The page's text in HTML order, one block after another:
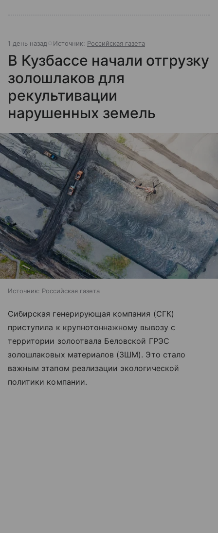
1 день назад Источник: Российская газета
В Кузбассе начали отгрузку
золошлаков для
рекультивации
нарушенных земель
Источник: Российская газета
Сибирская генерирующая компания (СГК)
приступила к крупнотоннажному вывозу с
территории золоотвала Беловской ГРЭС
золошлаковых материалов (ЗШМ). Это стало
важным этапом реализации экологической
политики компании.